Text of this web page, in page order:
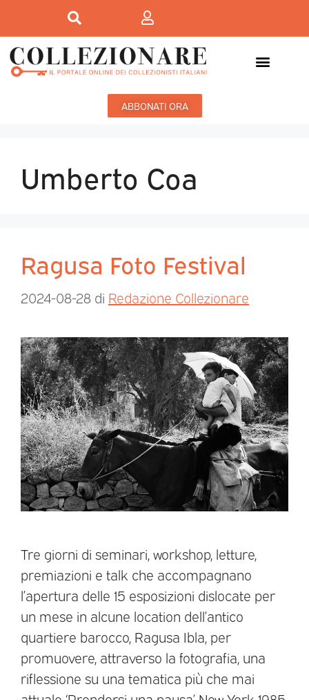
ABBONATI ORA
Umberto Coa
Ragusa Foto Festival
2024-08-28 di Redazione Collezionare
Tre giorni di seminari, workshop, letture,
premiazioni e talk che accompagnano
l’apertura delle 15 esposizioni dislocate per
un mese in alcune location dell’antico
quartiere barocco, Ragusa Ibla, per
promuovere, attraverso la fotografia, una
riflessione su una tematica più che mai